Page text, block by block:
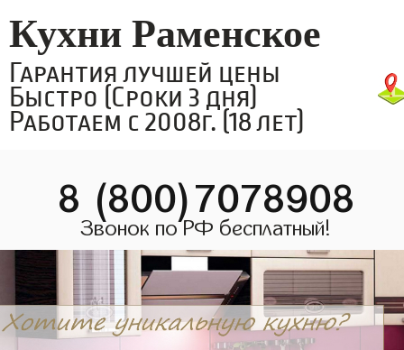
Кухни Раменское
Гарантия лучшей цены
Быстро (Сроки 3 дня)
Работаем с 2008г. (18 лет)
8 (800)7078908
Звонок по РФ бесплатный!